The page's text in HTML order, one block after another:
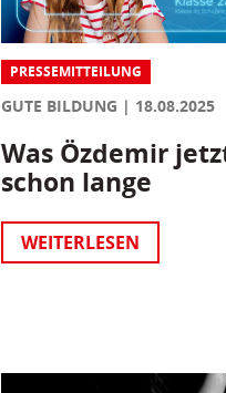
PRESSEMITTEILUNG
GUTE BILDUNG 18.08.2025
Was Özdemir
schon lange
WEITERLESEN